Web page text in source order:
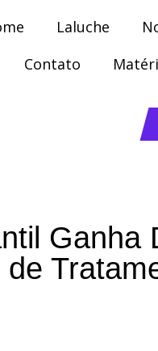
Laluche
Contato
Ganha